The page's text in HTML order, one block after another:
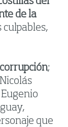
de la
culpables,
;
que